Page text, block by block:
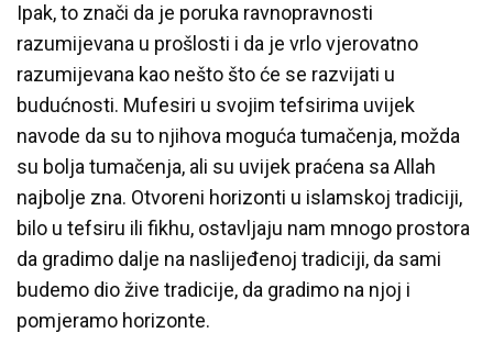
Ipak, to znači da je poruka ravnopravnosti
razumijevana u prošlosti i da je vrlo vjerovatno
razumijevana kao nešto što će se razvijati u
budućnosti. Mufesiri u svojim tefsirima uvijek
navode da su to njihova moguća tumačenja, možda
su bolja tumačenja, ali su uvijek praćena sa Allah
najbolje zna. Otvoreni horizonti u islamskoj tradiciji,
bilo u tefsiru ili fikhu, ostavljaju nam mnogo prostora
da gradimo dalje na naslijeđenoj tradiciji, da sami
budemo dio žive tradicije, da gradimo na njoj i
pomjeramo horizonte.